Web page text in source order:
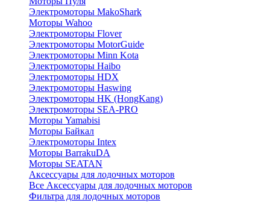
Электромоторы MakoShark
Моторы Wahoo
Электромоторы Flover
Электромоторы MotorGuide
Электромоторы Minn Kota
Электромоторы Haibo
Электромоторы HDX
Электромоторы Haswing
Электромоторы HK (HongKang)
Электромоторы SEA-PRO
Моторы Yamabisi
Моторы Байкал
Электромоторы Intex
Моторы BarrakuDA
Моторы SEATAN
Аксессуары для лодочных моторов
Все Аксессуары для лодочных моторов
Фильтра для лодочных моторов